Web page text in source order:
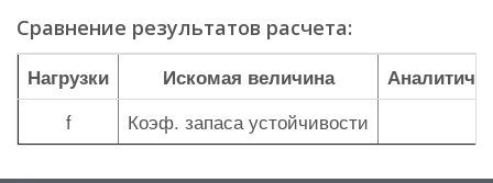
Сравнение результатов расчета:
Нагрузки
Искомая величина
f Коэф. запаса устойчивости